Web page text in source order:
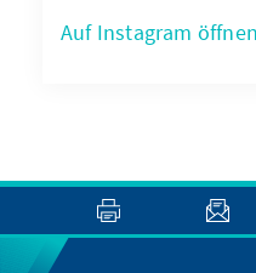
Auf Instagram öffnen